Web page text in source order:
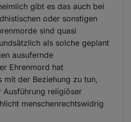
gibt es das auch bei
oder sonstigen
sind quasi
als solche geplant
ausufernde
Ehrenmord hat
mit der Beziehung zu tun,
Ausführung religiöser
menschenrechtswidrig